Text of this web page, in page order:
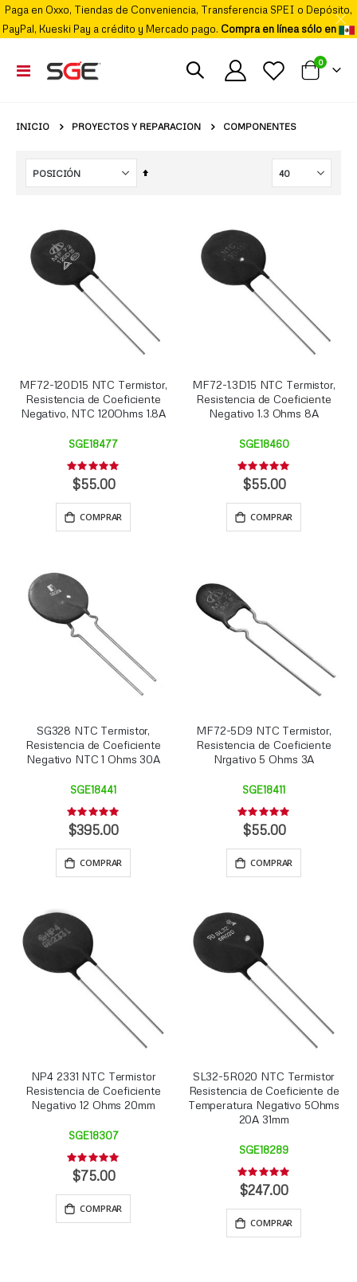
Paga en Oxxo, Tiendas de Conveniencia, Transferencia SPEI o Depósito,
PayPal, Kueski Pay a crédito y Mercado pago. Compra en línea sólo en
Cambiar
Nav
Mi carrito
0
INICIO PROYECTOS Y REPARACION COMPONENTES
Fijar
MF72-120D15 NTC Termistor,
Resistencia de Coeficiente
Negativo, NTC 120Ohms 1.8A
SGE18477
Rating:
0%
$55.00
COMPRAR
MF72-1.3D15 NTC Termistor,
Resistencia de Coeficiente
Negativo 1.3 Ohms 8A
SGE18460
Rating:
0%
$55.00
COMPRAR
SG328 NTC Termistor,
Resistencia de Coeficiente
Negativo NTC 1 Ohms 30A
SGE18441
Rating:
0%
$395.00
COMPRAR
MF72-5D9 NTC Termistor,
Resistencia de Coeficiente
Nrgativo 5 Ohms 3A
SGE18411
Rating:
0%
$55.00
COMPRAR
NP4 2331 NTC Termistor
Resistencia de Coeficiente
Negativo 12 Ohms 20mm
SGE18307
Rating:
0%
$75.00
COMPRAR
SL32-5R020 NTC Termistor
Resistencia de Coeficiente de
Temperatura Negativo 5Ohms
20A 31mm
SGE18289
Rating:
0%
$247.00
COMPRAR